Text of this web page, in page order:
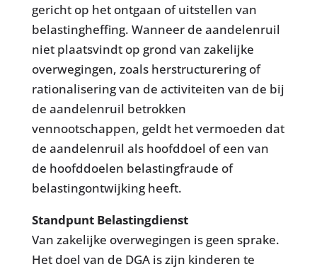
gericht op het ontgaan of uitstellen van
belastingheffing. Wanneer de aandelenruil
niet plaatsvindt op grond van zakelijke
overwegingen, zoals herstructurering of
rationalisering van de activiteiten van de bij
de aandelenruil betrokken
vennootschappen, geldt het vermoeden dat
de aandelenruil als hoofddoel of een van
de hoofddoelen belastingfraude of
belastingontwijking heeft.
Standpunt Belastingdienst
Van zakelijke overwegingen is geen sprake.
Het doel van de DGA is zijn kinderen te